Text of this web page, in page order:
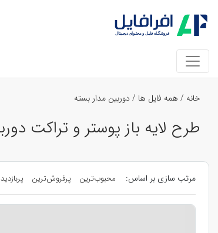
خانه / همه فایل ها / دوربین مدار بسته
طرح لایه باز پوستر و تراکت
مرتب سازی بر اساس: محبوب‌ترین پرفروش‌ترین